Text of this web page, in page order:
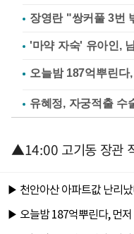
장영란 "쌍커풀 3번
'마약 자숙' 유아인,
유혜정, 자궁적출
▲14:00 고기동 장관